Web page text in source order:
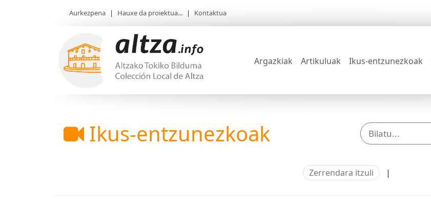
Aurkezpena | Hauxe da proiektua... | Kontaktua
Argazkiak Artikuluak Ikus-entzunezkoak
Ikus-entzunezkoak
Zerrendara itzuli |